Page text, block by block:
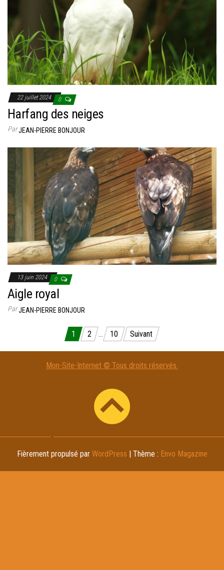
22 juillet 2024 0
Harfang des neiges
ParJEAN-PIERRE BONJOUR
13 juin 2024 0
Aigle royal
ParJEAN-PIERRE BONJOUR
Pagination des publications
1 2 … 10 Suivant
Mon-Site-Internet © Tous droits réservés.
Fièrement propulsé par WordPress | Thème : Envo Magazine